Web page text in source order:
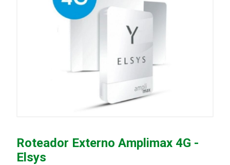
Roteador Externo Amplimax 4G -
Elsys